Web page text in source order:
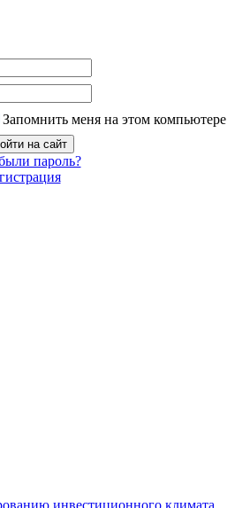
Запомнить меня на этом компьютере
пароль?
инвестиционного климата